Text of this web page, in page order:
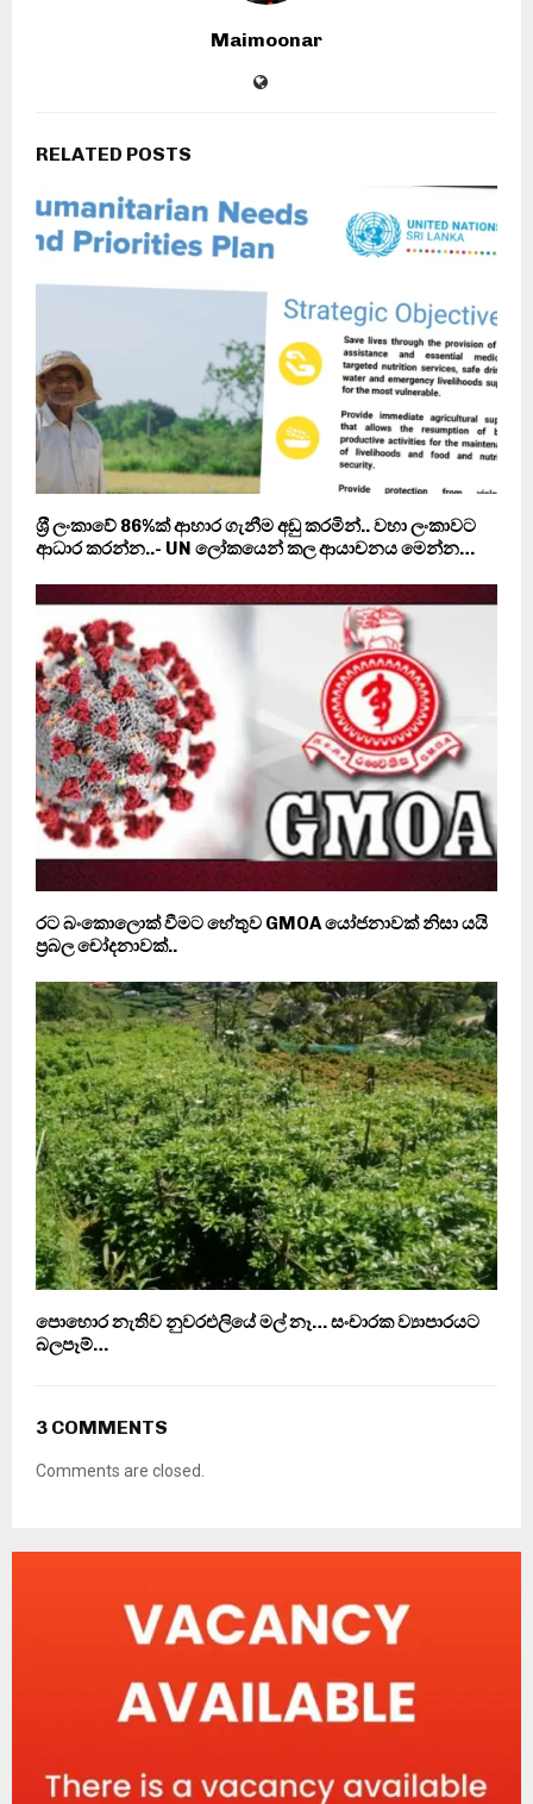
Maimoonar
RELATED POSTS
ශ‍්‍රී ලංකාවේ 86%ක් ආහාර ගැනීම අඩු කරමින්.. වහා ලංකාවට
ආධාර කරන්න..- UN ලෝකයෙන් කල ආයාචනය මෙන්න…
රට බංකොලොක් වීමට හේතුව GMOA යෝජනාවක් නිසා යයි
ප‍්‍රබල චෝදනාවක්..
පොහොර නැතිව නුවරඑලියේ මල් නෑ… සංචාරක ව්‍යාපාරයට
බලපෑම්…
3 COMMENTS
Comments are closed.